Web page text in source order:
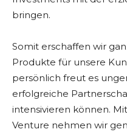
bringen.
Somit erschaffen wir
Produkte für unsere
persönlich freut es
erfolgreiche
intensivieren können.
Venture nehmen wir